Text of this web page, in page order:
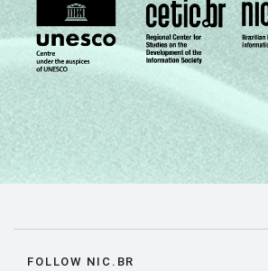
FOLLOW NIC.BR